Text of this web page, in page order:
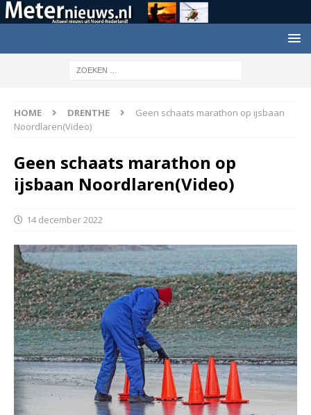
HOME DRENTHE
Geen schaats marathon op ijsbaan
Noordlaren(Video)
Geen schaats marathon op
ijsbaan Noordlaren(Video)
14 december 2022